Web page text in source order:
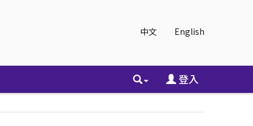
中文 English
登入